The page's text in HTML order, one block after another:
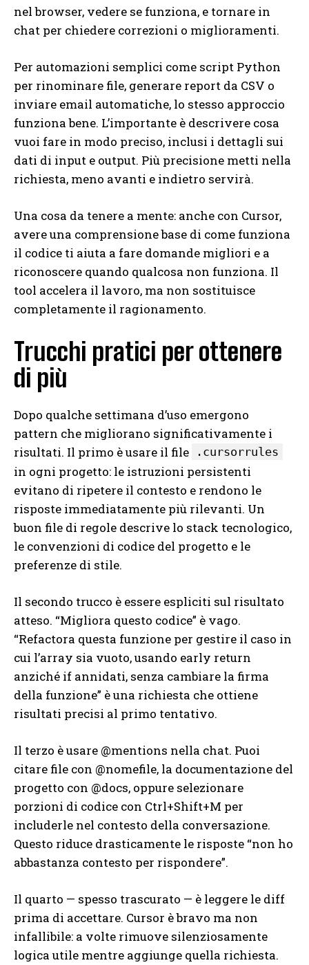
nel browser, vedere se funziona, e tornare in
chat per chiedere correzioni o miglioramenti.
Per automazioni semplici come script Python
per rinominare file, generare report da CSV o
inviare email automatiche, lo stesso approccio
funziona bene. L’importante è descrivere cosa
vuoi fare in modo preciso, inclusi i dettagli sui
dati di input e output. Più precisione metti nella
richiesta, meno avanti e indietro servirà.
Una cosa da tenere a mente: anche con Cursor,
avere una comprensione base di come funziona
il codice ti aiuta a fare domande migliori e a
riconoscere quando qualcosa non funziona. Il
tool accelera il lavoro, ma non sostituisce
completamente il ragionamento.
Trucchi pratici per ottenere
di più
Dopo qualche settimana d’uso emergono
pattern che migliorano significativamente i
risultati. Il primo è usare il file
.cursorrules
in ogni progetto: le istruzioni persistenti
evitano di ripetere il contesto e rendono le
risposte immediatamente più rilevanti. Un
buon file di regole descrive lo stack tecnologico,
le convenzioni di codice del progetto e le
preferenze di stile.
Il secondo trucco è essere espliciti sul risultato
atteso. “Migliora questo codice” è vago.
“Refactora questa funzione per gestire il caso in
cui l’array sia vuoto, usando early return
anziché if annidati, senza cambiare la firma
della funzione” è una richiesta che ottiene
risultati precisi al primo tentativo.
Il terzo è usare @mentions nella chat. Puoi
citare file con @nomefile, la documentazione del
progetto con @docs, oppure selezionare
porzioni di codice con Ctrl+Shift+M per
includerle nel contesto della conversazione.
Questo riduce drasticamente le risposte “non ho
abbastanza contesto per rispondere”.
Il quarto — spesso trascurato — è leggere le diff
prima di accettare. Cursor è bravo ma non
infallibile: a volte rimuove silenziosamente
logica utile mentre aggiunge quella richiesta.